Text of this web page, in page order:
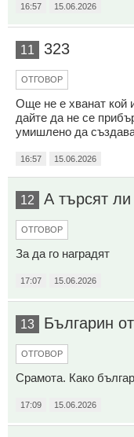
16:57 15.06.2026
11 323
ОТГОВОР
Още не е хванат кой
дайте да не се
умишлено да
16:57 15.06.2026
12 А търсят
ОТГОВОР
За да го наградят
17:07 15.06.2026
13 Българин
ОТГОВОР
Срамота. Како
17:09 15.06.2026